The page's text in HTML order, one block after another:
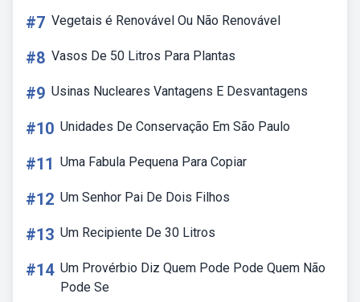
#7 Vegetais é Renovável Ou Não Renovável
#8 Vasos De 50 Litros Para Plantas
#9 Usinas Nucleares Vantagens E Desvantagens
#10 Unidades De Conservação Em São Paulo
#11 Uma Fabula Pequena Para Copiar
#12 Um Senhor Pai De Dois Filhos
#13 Um Recipiente De 30 Litros
#14 Um Provérbio Diz Quem Pode Pode Quem Não
Pode Se